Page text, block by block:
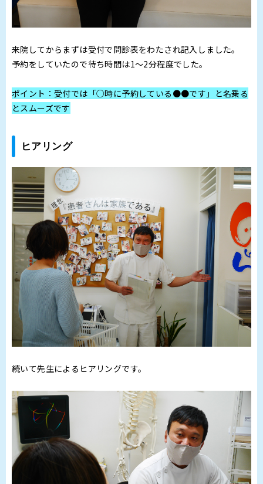
来院してからまずは受付で問診表をわたされ記入しました。
予約をしていたので待ち時間は1～2分程度でした。
ポイント：受付では「○時に予約している●●です」と名乗る
とスムーズです
ヒアリング
続いて先生によるヒアリングです。